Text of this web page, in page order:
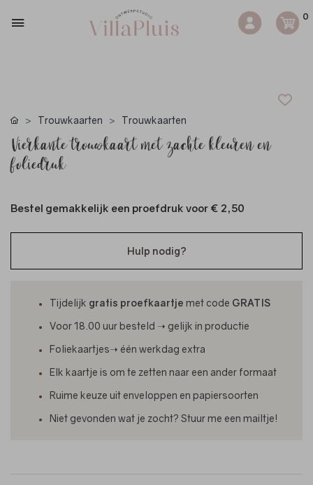
0
Trouwkaarten Trouwkaarten
Vierkante trouwkaart met zachte kleuren en
foliedruk
Bestel gemakkelijk een proefdruk voor € 2,50
Hulp nodig?
Tijdelijk gratis proefkaartje met code GRATIS
Voor 18.00 uur besteld ➝ gelijk in productie
Foliekaartjes➝ één werkdag extra
Elk kaartje is om te zetten naar een ander formaat
Ruime keuze uit enveloppen en papiersoorten
Niet gevonden wat je zocht? Stuur me een mailtje!